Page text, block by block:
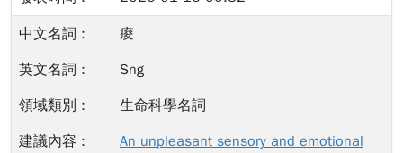
與 nociception, pruriception 並列（Lin et
al., 2018; Lee et al., 2025; Han et al.,
痠
Sng
生命科學名詞
An unpleasant sensory and emotional